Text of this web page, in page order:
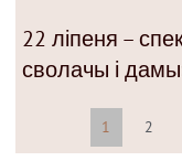
22 ліпеня –
сволачы і
1 2